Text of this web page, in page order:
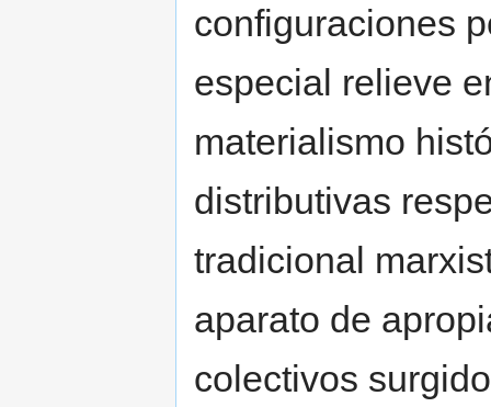
configuraciones
especial relieve
materialismo
distributivas
tradicional
aparato de
colectivos